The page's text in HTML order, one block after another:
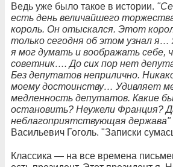
Ведь уже было такое в истории.
есть день величайшего
король. Он отыскался. Этот
только сегодня об этом узнал я…
я мог думать и воображать себе,
советник…. До сих пор нет
Без депутатов неприлично.
моему достоинству… Удивляет
медленность депутатов. Какие
остановить? Неужели Франция?
неблагоприятствующая держава"
Васильевич Гоголь. "Записки
Классика — на все времена